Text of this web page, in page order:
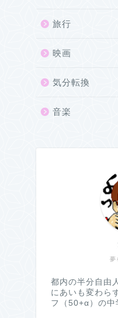
旅行
映画
気分転換
音楽
夢
都内の半分自由
にあいも変わら
フ（50+α）の中